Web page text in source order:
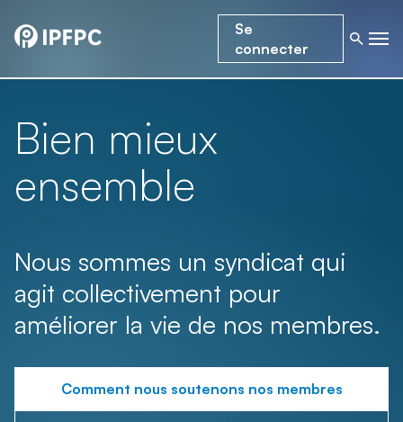
Se
connecter
Bien mieux
ensemble
Nous sommes un syndicat qui
agit collectivement pour
améliorer la vie de nos membres.
Comment nous soutenons nos membres